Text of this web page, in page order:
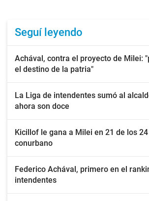
Seguí leyendo
Achával, contra el proyecto de Milei:
el destino de la patria"
La Liga de intendentes sumó al
ahora son doce
Kicillof le gana a Milei en 21 de los
conurbano
Federico Achával, primero en el
intendentes